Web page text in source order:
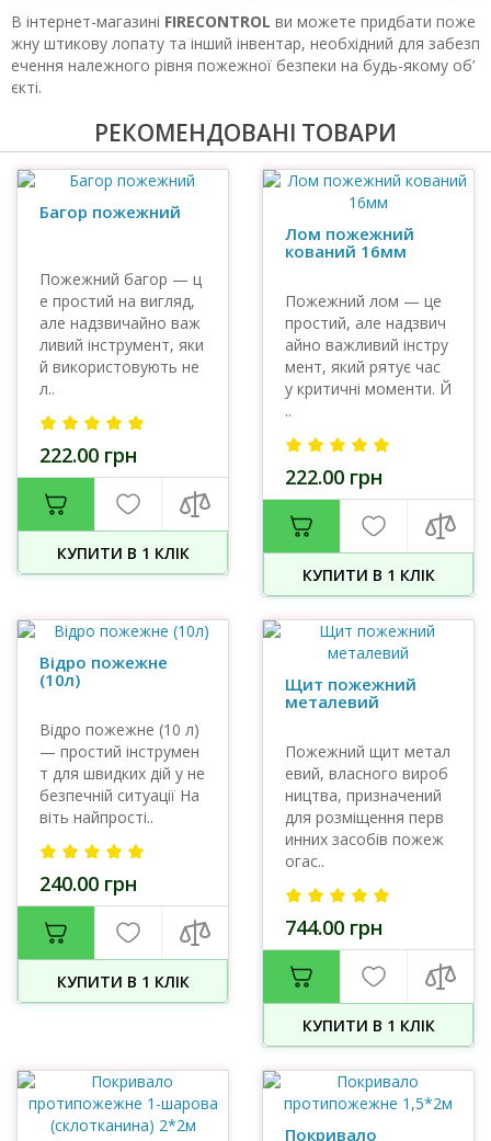
В інтернет-магазині FIRECONTROL ви можете придбати поже
жну штикову лопату та інший інвентар, необхідний для забезп
ечення належного рівня пожежної безпеки на будь-якому об’
єкті.
РЕКОМЕНДОВАНІ ТОВАРИ
Багор пожежний
Пожежний багор — ц
е простий на вигляд,
але надзвичайно важ
ливий інструмент, яки
й використовують не
л..
222.00 грн
КУПИТИ В 1 КЛIК
Лом пожежний
кований 16мм
Пожежний лом — це
простий, але надзвич
айно важливий інстру
мент, який рятує час
у критичні моменти. Й
..
222.00 грн
КУПИТИ В 1 КЛIК
Відро пожежне
(10л)
Відро пожежне (10 л)
— простий інструмен
т для швидких дій у не
безпечній ситуації На
віть найпрості..
240.00 грн
КУПИТИ В 1 КЛIК
Щит пожежний
металевий
Пожежний щит метал
евий, власного вироб
ництва, призначений
для розміщення перв
инних засобів пожеж
огас..
744.00 грн
КУПИТИ В 1 КЛIК
Покривало